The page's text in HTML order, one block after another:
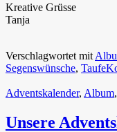
Kreative Grüsse
Tanja
Verschlagwortet mit
Segenswünsche, Taufe
Adventskalender, Album,
Unsere